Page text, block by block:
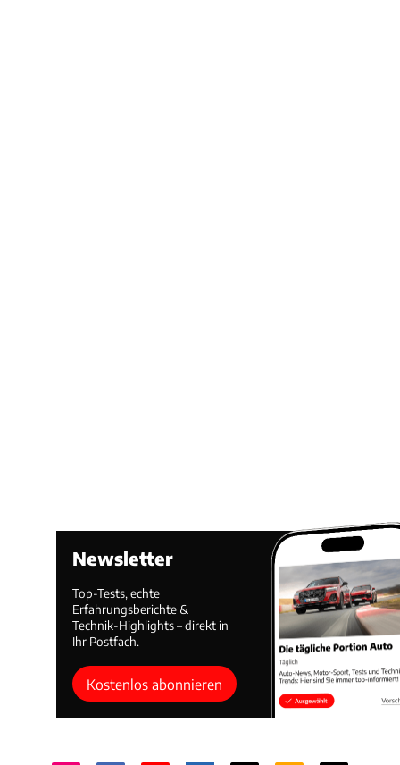
Newsletter
Top-Tests, echte
Erfahrungsberichte &
Technik-Highlights – direkt in
Ihr Postfach.
Kostenlos abonnieren